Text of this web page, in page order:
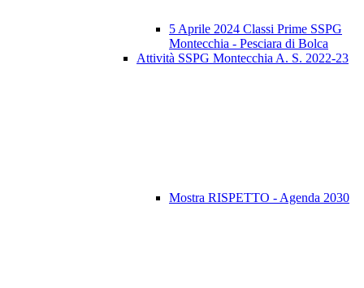
5 Aprile 2024 Classi Prime SSPG
Montecchia - Pesciara di Bolca
Attività SSPG Montecchia A. S. 2022-23
Mostra RISPETTO - Agenda 2030